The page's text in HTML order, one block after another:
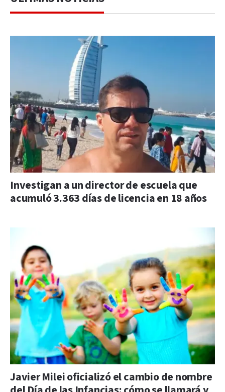
Investigan a un director de escuela que
acumuló 3.363 días de licencia en 18 años
Javier Milei oficializó el cambio de nombre